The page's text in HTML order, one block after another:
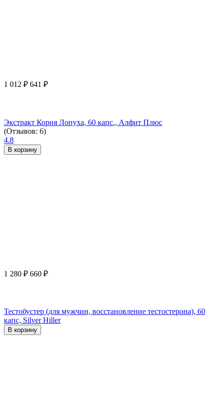
1 012 ₽ 641 ₽
Экстракт Корня Лопуха, 60 капс., Алфит Плюс
(Отзывов: 6)
4.8
В корзину
1 280 ₽ 660 ₽
Тестобустер (для мужчин, восстановление тестостерона), 60
капс, Silver Hiller
В корзину